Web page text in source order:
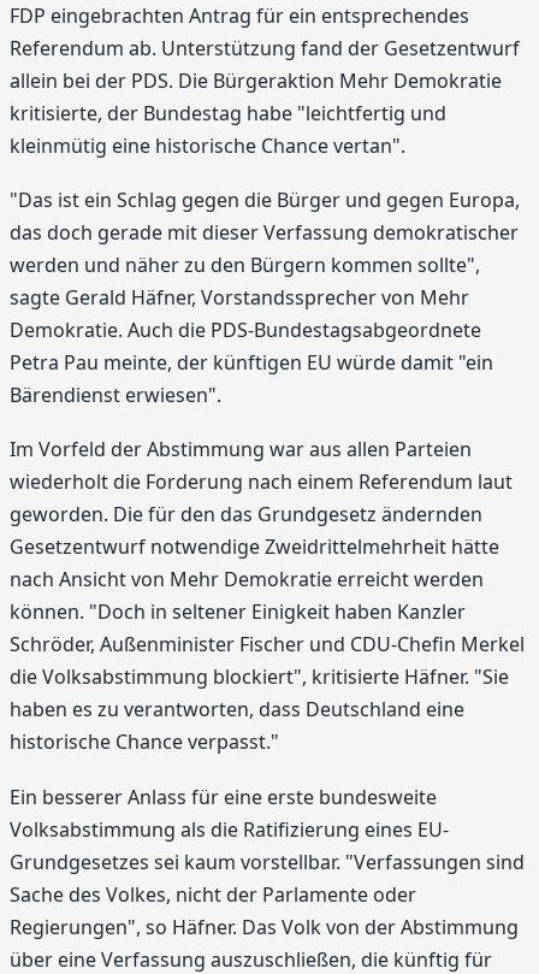
FDP eingebrachten Antrag für ein entsprechendes
Referendum ab. Unterstützung fand der Gesetzentwurf
allein bei der PDS. Die Bürgeraktion Mehr Demokratie
kritisierte, der Bundestag habe "leichtfertig und
kleinmütig eine historische Chance vertan".
"Das ist ein Schlag gegen die Bürger und gegen Europa,
das doch gerade mit dieser Verfassung demokratischer
werden und näher zu den Bürgern kommen sollte",
sagte Gerald Häfner, Vorstandssprecher von Mehr
Demokratie. Auch die PDS-Bundestagsabgeordnete
Petra Pau meinte, der künftigen EU würde damit "ein
Bärendienst erwiesen".
Im Vorfeld der Abstimmung war aus allen Parteien
wiederholt die Forderung nach einem Referendum laut
geworden. Die für den das Grundgesetz ändernden
Gesetzentwurf notwendige Zweidrittelmehrheit hätte
nach Ansicht von Mehr Demokratie erreicht werden
können. "Doch in seltener Einigkeit haben Kanzler
Schröder, Außenminister Fischer und CDU-Chefin Merkel
die Volksabstimmung blockiert", kritisierte Häfner. "Sie
haben es zu verantworten, dass Deutschland eine
historische Chance verpasst."
Ein besserer Anlass für eine erste bundesweite
Volksabstimmung als die Ratifizierung eines EU-
Grundgesetzes sei kaum vorstellbar. "Verfassungen sind
Sache des Volkes, nicht der Parlamente oder
Regierungen", so Häfner. Das Volk von der Abstimmung
über eine Verfassung auszuschließen, die künftig für